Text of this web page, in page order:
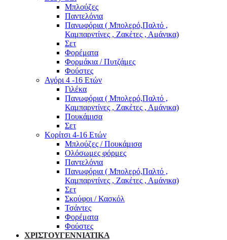
Μπλούζες
Παντελόνια
Πανωφόρια ( Μπολερό,Παλτό ,
Καμπαρντίνες , Ζακέτες , Αμάνικα)
Σετ
Φορέματα
Φορμάκια / Πυτζάμες
Φούστες
Αγόρι 4 -16 Ετών
Γιλέκα
Πανωφόρια ( Μπολερό,Παλτό ,
Καμπαρντίνες , Ζακέτες , Αμάνικα)
Πουκάμισα
Σετ
Κορίτσι 4-16 Ετών
Μπλούζες / Πουκάμισα
Ολόσωμες φόρμες
Παντελόνια
Πανωφόρια ( Μπολερό,Παλτό ,
Καμπαρντίνες , Ζακέτες , Αμάνικα)
Σετ
Σκούφοι / Κασκόλ
Τσάντες
Φορέματα
Φούστες
ΧΡΙΣΤΟΥΓΕΝΝΙΑΤΙΚΑ